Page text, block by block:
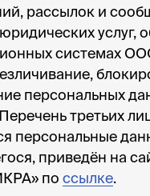
рассылок и
услуг,
системах
персональных
третьих
персональные
приведён на
по ссылке.